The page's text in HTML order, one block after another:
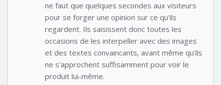
ne faut que quelques secondes aux visiteurs
pour se forger une opinion sur ce qu’ils
regardent. Ils saisissent donc toutes les
occasions de les interpeller avec des images
et des textes convaincants, avant même qu’ils
ne s’approchent suffisamment pour voir le
produit lui-même.